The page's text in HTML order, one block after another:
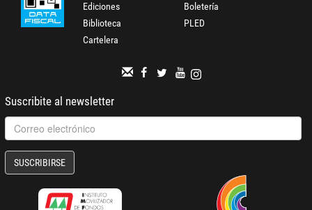
Ediciones
Biblioteca
Cartelera
Boletería
PLED
Suscribite al newsletter
SUSCRIBIRSE